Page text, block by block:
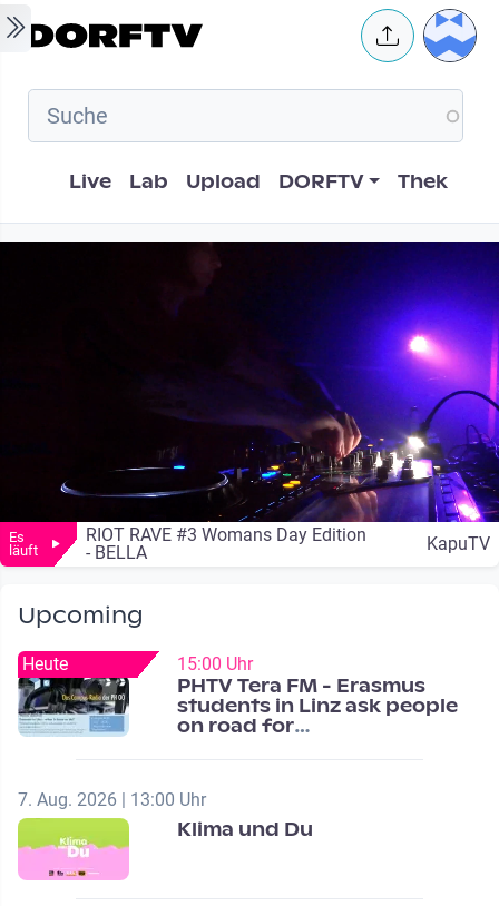
Skip to main content User
Hauptnavigation
Live Lab Upload DORFTV Thek
Es
läuft
RIOT RAVE #3 Womans Day Edition
- BELLA
KapuTV
Upcoming
Heute 15:00 Uhr
PHTV Tera FM - Erasmus
students in Linz ask people
on road for
7. Aug. 2026 | 13:00 Uhr
Klima und Du